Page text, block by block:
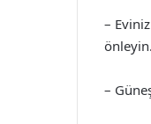
–
önleyin.
–